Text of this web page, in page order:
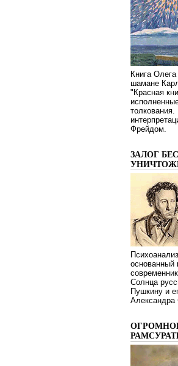
Книга
шамане
"Красная
Фрейдом.
ЗАЛОГ
основанный
Солнца
Пушкину и
Александра